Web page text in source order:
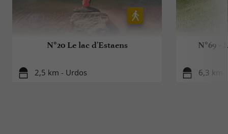
N°20 Le lac d'Estaens
2,5 km - Urdos
N°69 -
6,3 km